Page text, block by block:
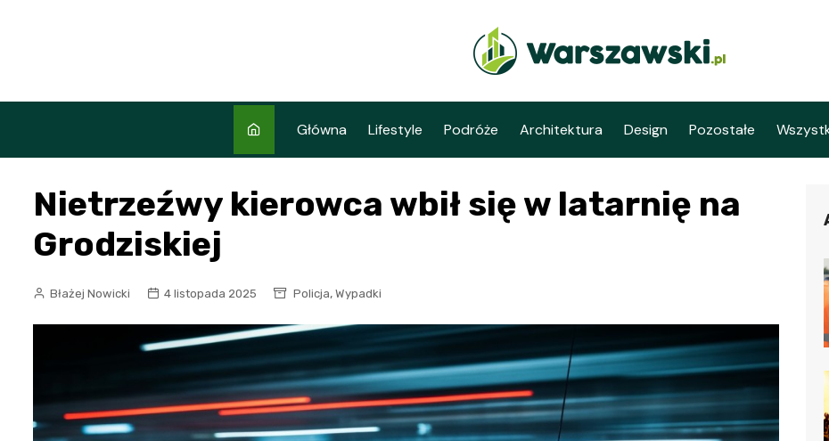
Główna Lifestyle Podróże Architektura Design Pozostałe
Nietrzeźwy kierowca wbił się w latarnię na
Grodziskiej
Błażej Nowicki 4 listopada 2025 Policja, Wypadki